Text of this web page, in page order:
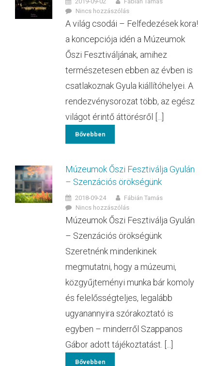
Nincs hozzászólás
A világ csodái – Felfedezések kora!
a koncepciója idén a Múzeumok
Őszi Fesztiváljának, amihez
természetesen ebben az évben is
csatlakoznak Gyula kiállítóhelyei. A
rendezvénysorozat több, az egész
világot érintő áttörésről [...]
Bővebben
Múzeumok Őszi Fesztiválja Gyulán
– Szenzációs örökségünk
2018-09-24
Fábián Tamás
Nincs hozzászólás
Múzeumok Őszi Fesztiválja Gyulán
– Szenzációs örökségünk
Szeretnénk mindenkinek
megmutatni, hogy a múzeumi,
közgyűjteményi munka bár komoly
és felelősségteljes, legalább
ugyanannyira szórakoztató is
egyben – minderről Szappanos
Gábor adott tájékoztatást. [...]
Bővebben